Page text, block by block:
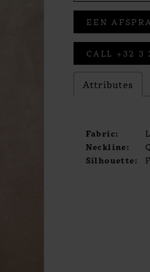
EEN
CALL +32 3
Attributes
Fabric:
Neckline:
Silhouette: